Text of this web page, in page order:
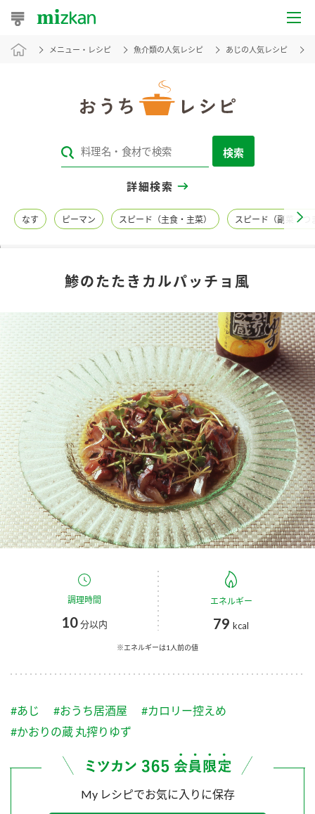
おうちレシピ
レシピカテゴリ一覧
レシピ名特集
商品情報
商品カテゴリ
酢 調味酢
お酢ドリンク ぽん酢
みりん風・料理酒 鍋用調味料
つゆ たれ
スープ 中華
ふりかけ おすしの素
炊き込みご飯の素 米飯用調味液
新商品一覧
キャンペーン情報
ブランド・スペシャルサイト
ブランド・スペシャルサイト トップ
商品ブランドサイト
Fibee（ファイビー）
くらしプラ酢
お酢ドリンク
つゆ
納豆のサイト
三ツ判山吹
企業情報
国内事業概要
企業理念
ミツカンの歴史
ミツカンを知る
環境への取り組み
MIM（ミツカンミュージアム）
お客様相談センター
お客様の声をいかしました
販売終了製品のご案内
メニュー・レシピ 魚介類の人気レシピ あじの人気レシピ
検索
詳細検索
なす ピーマン スピード（主食・主菜） スピード（副菜・つ
鯵のたたきカルパッチョ風
調理時間
10分以内
エネルギー
79 kcal
※エネルギーは1人前の値
#あじ #おうち居酒屋
#カロリー控えめ
#かおりの蔵 丸搾りゆず
My レシピでお気に入りに保存